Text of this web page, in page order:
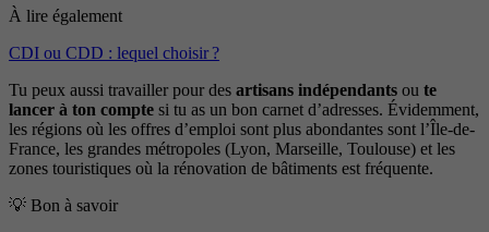
À lire également
CDI ou CDD : lequel choisir ?
Tu peux aussi travailler pour des artisans indépendants ou te
lancer à ton compte si tu as un bon carnet d’adresses. Évidemment,
les régions où les offres d’emploi sont plus abondantes sont l’Île-de-
France, les grandes métropoles (Lyon, Marseille, Toulouse) et les
zones touristiques où la rénovation de bâtiments est fréquente.
💡 Bon à savoir